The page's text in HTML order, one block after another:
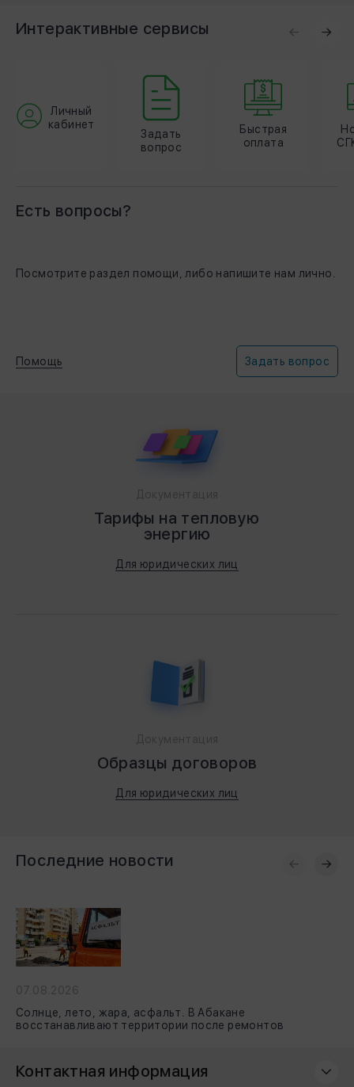
Интерактивные cервисы
Личный
кабинет
Задать
вопрос
Быстрая
оплата
Есть вопросы?
Посмотрите раздел помощи, либо напишите нам лично.
Помощь Задать вопрос
Тарифы на тепловую
энергию
Для юридических лиц
Образцы договоров
Для юридических лиц
Последние новости
07.08.2026
Солнце, лето, жара, асфальт. В Абакане
восстанавливают территории после ремонтов
Контактная информация